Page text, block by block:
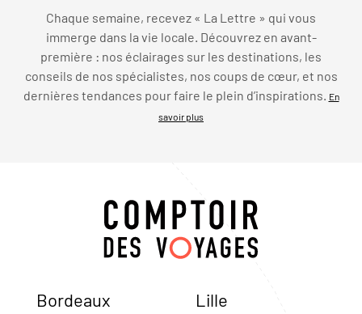
Chaque semaine, recevez « La Lettre » qui vous
immerge dans la vie locale. Découvrez en avant-
première : nos éclairages sur les destinations, les
conseils de nos spécialistes, nos coups de cœur, et nos
dernières tendances pour faire le plein d’inspirations. En
savoir plus
Bordeaux Lille